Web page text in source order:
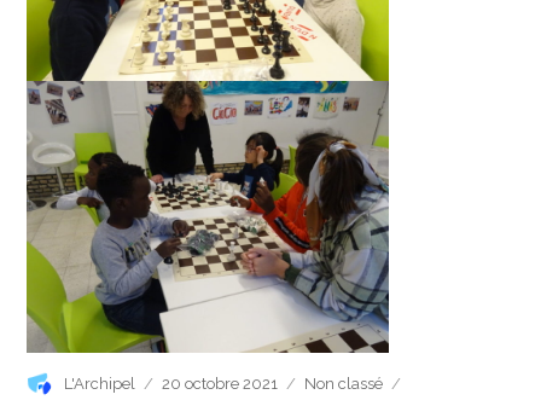
Auteur
L'Archipel
Publié
20 octobre 2021 Catégories
Non classé